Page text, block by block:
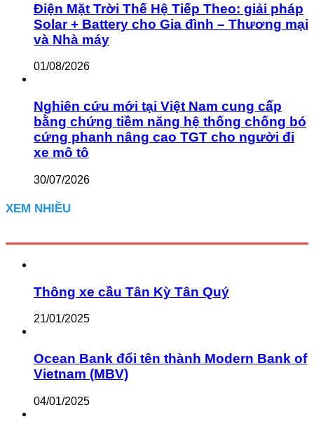
Điện Mặt Trời Thế Hệ Tiếp Theo: giải pháp
Solar + Battery cho Gia đình – Thương mại
và Nhà máy
01/08/2026
Nghiên cứu mới tại Việt Nam cung cấp
bằng chứng tiềm năng hệ thống chống bó
cứng phanh nâng cao TGT cho người đi
xe mô tô
30/07/2026
XEM NHIỀU
Thông xe cầu Tân Kỳ Tân Quý
21/01/2025
Ocean Bank đổi tên thành Modern Bank of
Vietnam (MBV)
04/01/2025